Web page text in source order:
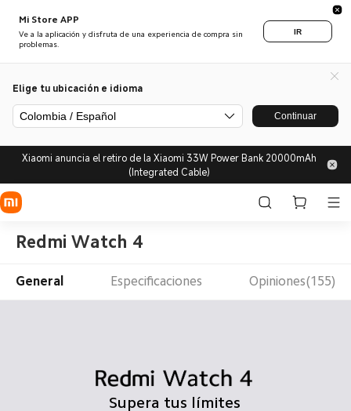
Mi Store APP
Ve a la aplicación y disfruta de una experiencia de compra sin
problemas.
IR
Elige tu ubicación e idioma
Colombia / Español Continuar
Xiaomi anuncia el retiro de la Xiaomi 33W Power Bank 20000mAh
(Integrated Cable)
Redmi Watch 4
General Especificaciones Opiniones(155)
Supera tus límites